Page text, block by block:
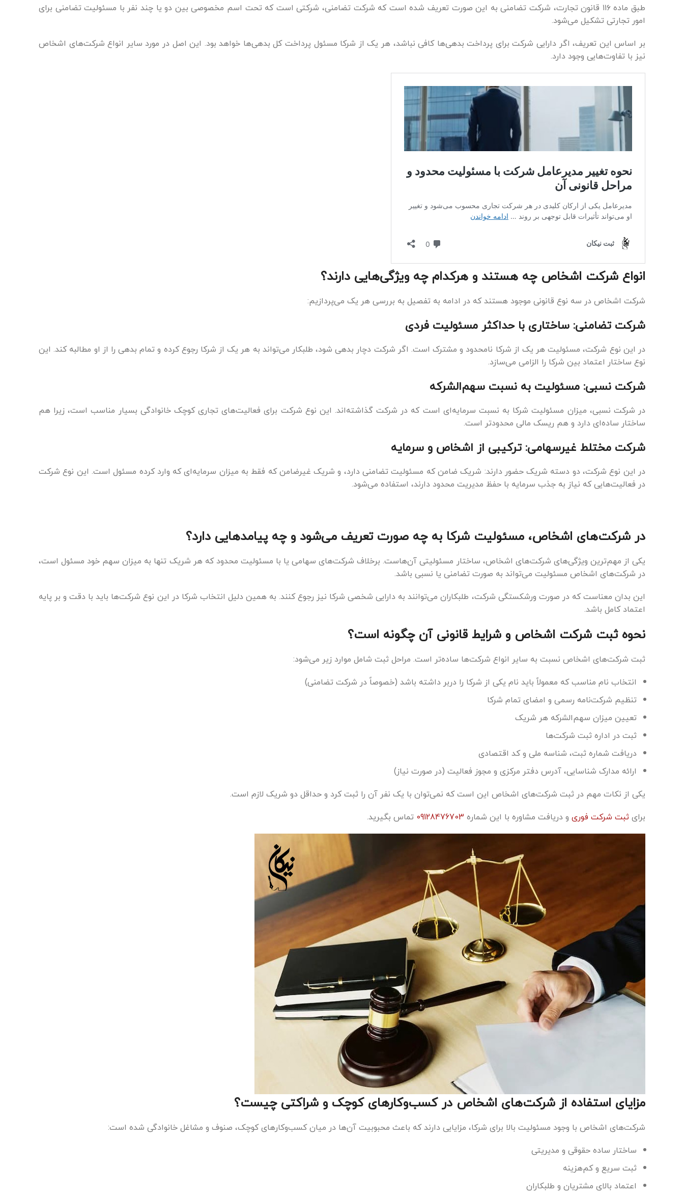
طبق ماده ۱۱۶ قانون تجارت، شرکت تضامنی به این صورت تعریف شده است که شرکت تضامنی، شرکتی است که تحت اسم مخصوصی بین دو یا چند نفر با مسئولیت تضامنی برای
امور تجارتی تشکیل می‌شود.
بر اساس این تعریف، اگر دارایی شرکت برای پرداخت بدهی‌ها کافی نباشد، هر یک از شرکا مسئول پرداخت کل بدهی‌ها خواهد بود. این اصل در مورد سایر انواع شرکت‌های اشخاص
نیز با تفاوت‌هایی وجود دارد.
انواع شرکت اشخاص چه هستند و هرکدام چه ویژگی‌هایی دارند؟
شرکت اشخاص در سه نوع قانونی موجود هستند که در ادامه به تفصیل به بررسی هر یک می‌پردازیم:
شرکت تضامنی: ساختاری با حداکثر مسئولیت فردی
در این نوع شرکت، مسئولیت هر یک از شرکا نامحدود و مشترک است. اگر شرکت دچار بدهی شود، طلبکار می‌تواند به هر یک از شرکا رجوع کرده و تمام بدهی را از او مطالبه کند. این
نوع ساختار اعتماد بین شرکا را الزامی می‌سازد.
شرکت نسبی: مسئولیت به نسبت سهم‌الشرکه
در شرکت نسبی، میزان مسئولیت شرکا به نسبت سرمایه‌ای است که در شرکت گذاشته‌اند. این نوع شرکت برای فعالیت‌های تجاری کوچک خانوادگی بسیار مناسب است، زیرا هم
ساختار ساده‌ای دارد و هم ریسک مالی محدودتر است.
شرکت مختلط غیرسهامی: ترکیبی از اشخاص و سرمایه
در این نوع شرکت، دو دسته شریک حضور دارند: شریک ضامن که مسئولیت تضامنی دارد، و شریک غیرضامن که فقط به میزان سرمایه‌ای که وارد کرده مسئول است. این نوع شرکت
در فعالیت‌هایی که نیاز به جذب سرمایه با حفظ مدیریت محدود دارند، استفاده می‌شود.
در شرکت‌های اشخاص، مسئولیت شرکا به چه صورت تعریف می‌شود و چه پیامدهایی دارد؟
یکی از مهم‌ترین ویژگی‌های شرکت‌های اشخاص، ساختار مسئولیتی آن‌هاست. برخلاف شرکت‌های سهامی یا با مسئولیت محدود که هر شریک تنها به میزان سهم خود مسئول است،
در شرکت‌های اشخاص مسئولیت می‌تواند به صورت تضامنی یا نسبی باشد.
این بدان معناست که در صورت ورشکستگی شرکت، طلبکاران می‌توانند به دارایی شخصی شرکا نیز رجوع کنند. به همین دلیل انتخاب شرکا در این نوع شرکت‌ها باید با دقت و بر پایه
اعتماد کامل باشد.
نحوه ثبت شرکت اشخاص و شرایط قانونی آن چگونه است؟
ثبت شرکت‌های اشخاص نسبت به سایر انواع شرکت‌ها ساده‌تر است. مراحل ثبت شامل موارد زیر می‌شود:
انتخاب نام مناسب که معمولاً باید نام یکی از شرکا را دربر داشته باشد (خصوصاً در شرکت تضامنی)
تنظیم شرکت‌نامه رسمی و امضای تمام شرکا
تعیین میزان سهم‌الشرکه هر شریک
ثبت در اداره ثبت شرکت‌ها
دریافت شماره ثبت، شناسه ملی و کد اقتصادی
ارائه مدارک شناسایی، آدرس دفتر مرکزی و مجوز فعالیت (در صورت نیاز)
یکی از نکات مهم در ثبت شرکت‌های اشخاص این است که نمی‌توان با یک نفر آن را ثبت کرد و حداقل دو شریک لازم است.
برایثبت شرکت فوری و دریافت مشاوره با این شماره 09128476703 تماس بگیرید.
مزایای استفاده از شرکت‌های اشخاص در کسب‌وکارهای کوچک و شراکتی چیست؟
شرکت‌های اشخاص با وجود مسئولیت بالا برای شرکا، مزایایی دارند که باعث محبوبیت آن‌ها در میان کسب‌وکارهای کوچک، صنوف و مشاغل خانوادگی شده است:
ساختار ساده حقوقی و مدیریتی
ثبت سریع و کم‌هزینه
اعتماد بالای مشتریان و طلبکاران